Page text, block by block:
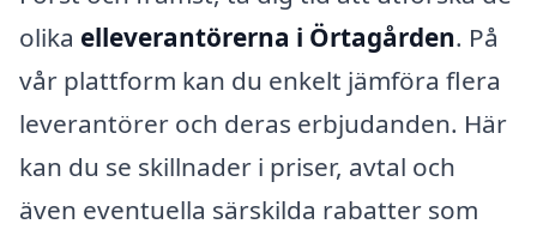
olika elleverantörerna i Örtagården. På
vår plattform kan du enkelt jämföra flera
leverantörer och deras erbjudanden. Här
kan du se skillnader i priser, avtal och
även eventuella särskilda rabatter som